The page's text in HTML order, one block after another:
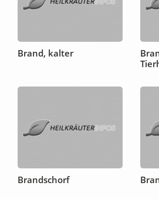
Brand, kalter
Brandschorf